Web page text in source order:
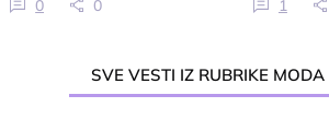
sebe
0 0 1
SVE VESTI IZ RUBRIKE MODA